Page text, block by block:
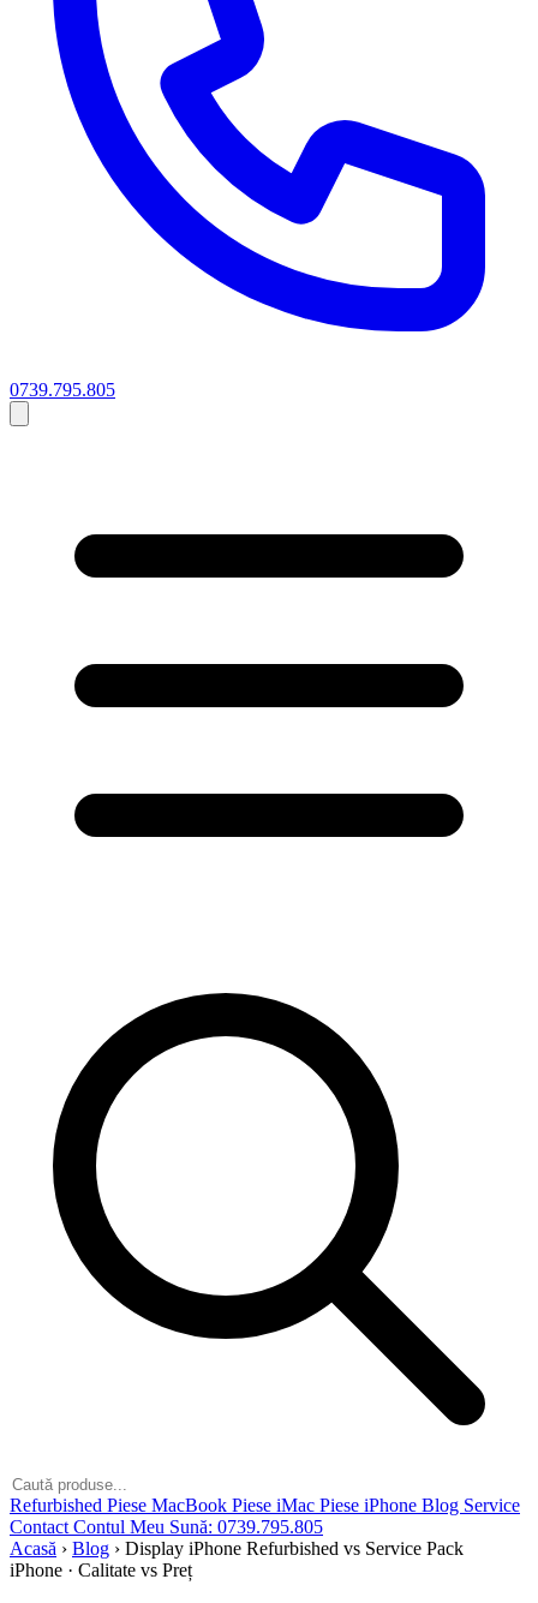
0739.795.805
Refurbished Piese MacBook Piese iMac Piese iPhone Blog Service
Contact Contul Meu Sună: 0739.795.805
Acasă › Blog › Display iPhone Refurbished vs Service Pack
iPhone · Calitate vs Preț